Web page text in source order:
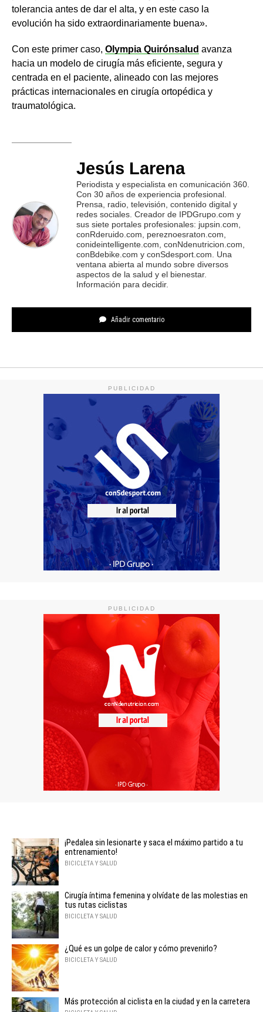
tolerancia antes de dar el alta, y en este caso la
evolución ha sido extraordinariamente buena».
Con este primer caso, Olympia Quirónsalud avanza
hacia un modelo de cirugía más eficiente, segura y
centrada en el paciente, alineado con las mejores
prácticas internacionales en cirugía ortopédica y
traumatológica.
Jesús Larena
Periodista y especialista en comunicación 360.
Con 30 años de experiencia profesional.
Prensa, radio, televisión, contenido digital y
redes sociales. Creador de IPDGrupo.com y
sus siete portales profesionales: jupsin.com,
conRderuido.com, pereznoesraton.com,
conideintelligente.com, conNdenutricion.com,
conBdebike.com y conSdesport.com. Una
ventana abierta al mundo sobre diversos
aspectos de la salud y el bienestar.
Información para decidir.
Añadir comentario
PUBLICIDAD
PUBLICIDAD
¡Pedalea sin lesionarte y saca el máximo partido a tu
entrenamiento!
BICICLETA Y SALUD
Cirugía íntima femenina y olvídate de las molestias en
tus rutas ciclistas
BICICLETA Y SALUD
¿Qué es un golpe de calor y cómo prevenirlo?
BICICLETA Y SALUD
Más protección al ciclista en la ciudad y en la carretera